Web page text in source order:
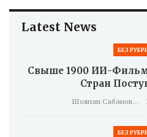
Latest News
БЕЗ
Свыше 1900 ИИ-
Стран
Шолпан Сабанова
БЕЗ